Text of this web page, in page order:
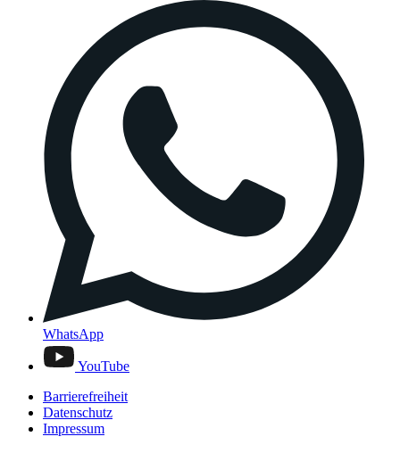
WhatsApp
YouTube
Barrierefreiheit
Datenschutz
Impressum